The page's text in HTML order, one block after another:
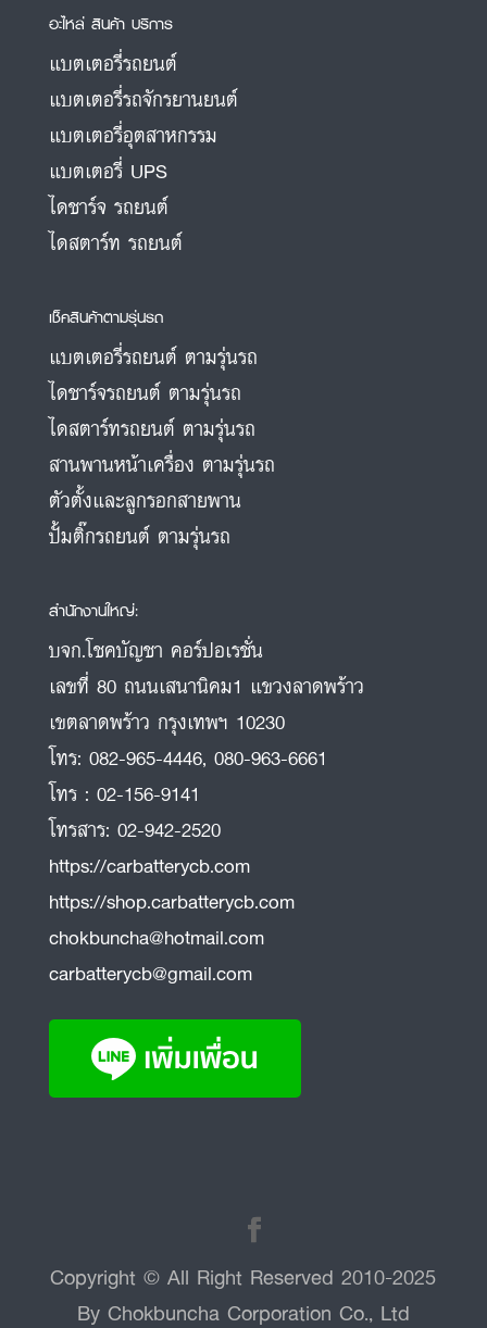
อะไหล่ สินค้า บริการ
แบตเตอรี่รถยนต์
แบตเตอรี่รถจักรยานยนต์
แบตเตอรี่อุตสาหกรรม
แบตเตอรี่ UPS
ไดชาร์จ รถยนต์
ไดสตาร์ท รถยนต์
เช็คสินค้าตามรุ่นรถ
แบตเตอรี่รถยนต์ ตามรุ่นรถ
ไดชาร์จรถยนต์ ตามรุ่นรถ
ไดสตาร์ทรถยนต์ ตามรุ่นรถ
สานพานหน้าเครื่อง ตามรุ่นรถ
ตัวตั้งและลูกรอกสายพาน
ปั้มติ๊กรถยนต์ ตามรุ่นรถ
สำนักงานใหญ่:
บจก.โชคบัญชา คอร์ปอเรชั่น
เลขที่ 80 ถนนเสนานิคม1 แขวงลาดพร้าว
เขตลาดพร้าว กรุงเทพฯ 10230
โทร: 082-965-4446, 080-963-6661
โทร : 02-156-9141
โทรสาร: 02-942-2520
https://carbatterycb.com
https://shop.carbatterycb.com
chokbuncha@hotmail.com
carbatterycb@gmail.com
Copyright © All Right Reserved 2010-2025
By Chokbuncha Corporation Co., Ltd